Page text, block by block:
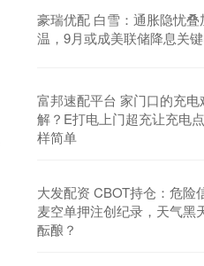
豪瑞优配 白雪：通胀隐忧叠
温，9月或成美联储降息关
富邦速配平台 家门口的充电
解？E打电上门超充让充电
样简单
大发配资 CBOT持仓：危险
麦空单押注创纪录，天气黑
酝酿？